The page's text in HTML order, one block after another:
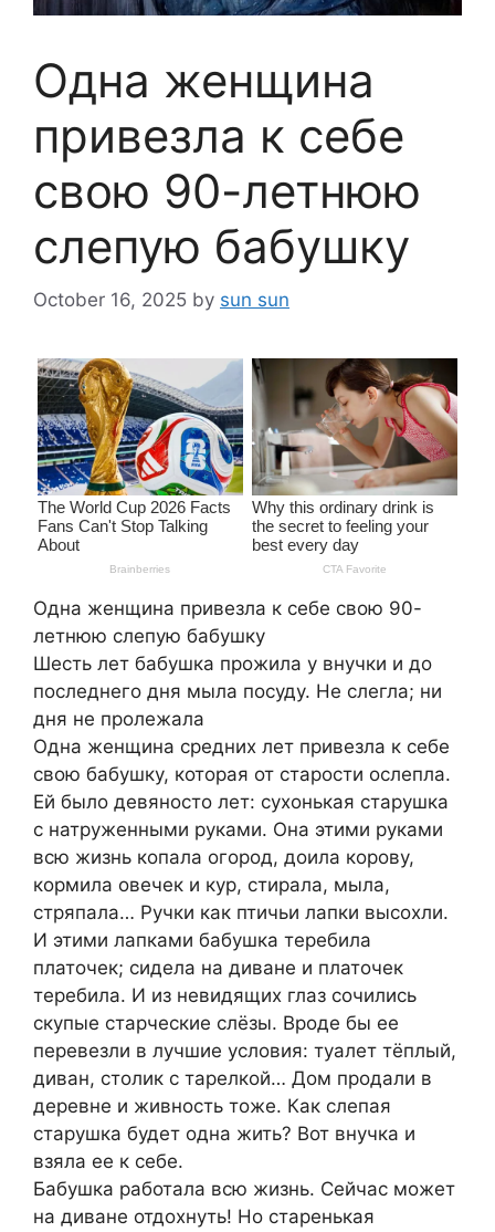
Одна женщина
привезла к себе
свою 90-летнюю
слепую бабушку
October 16, 2025 by sun sun
Одна женщина привезла к себе свою 90-
летнюю слепую бабушку
Шесть лет бабушка прожила у внучки и до
последнего дня мыла посуду. Не слегла; ни
дня не пролежала
Одна женщина средних лет привезла к себе
свою бабушку, которая от старости ослепла.
Ей было девяносто лет: сухонькая старушка
с натруженными руками. Она этими руками
всю жизнь копала огород, доила корову,
кормила овечек и кур, стирала, мыла,
стряпала… Ручки как птичьи лапки высохли.
И этими лапками бабушка теребила
платочек; сидела на диване и платочек
теребила. И из невидящих глаз сочились
скупые старческие слёзы. Вроде бы ее
перевезли в лучшие условия: туалет тёплый,
диван, столик с тарелкой… Дом продали в
деревне и живность тоже. Как слепая
старушка будет одна жить? Вот внучка и
взяла ее к себе.
Бабушка работала всю жизнь. Сейчас может
на диване отдохнуть! Но старенькая